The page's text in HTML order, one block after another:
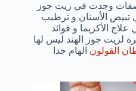
وجدت في زيت جوز
تبيض الأسنان و ترطيب
الأكزيما و فوائد
لزيت جوز الهند ليس لها
القولون الهام جدا